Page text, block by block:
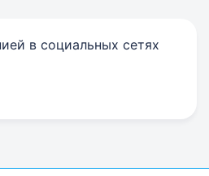
в социальных сетях
link